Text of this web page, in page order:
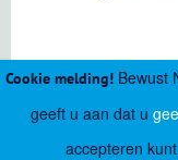
Cookie melding!Bewust
geeft u aan dat u
accepteren